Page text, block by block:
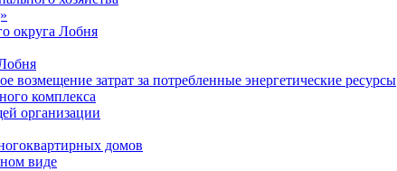
округа Лобня
возмещение затрат за потребленные энергетические ресурсы
комплекса
организации
домов
виде